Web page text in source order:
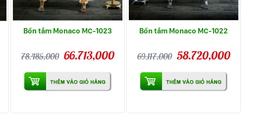
Bồn tắm Monaco MC-1023
78.485,000 66.713,000
Bồn tắm Monaco MC-1022
69.117,000 58.720,000